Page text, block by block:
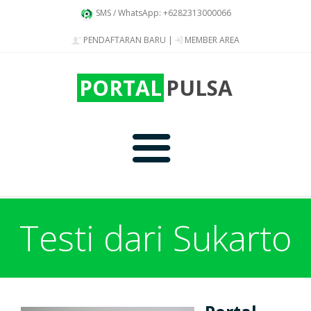
SMS / WhatsApp: +6282313000066
PENDAFTARAN BARU | MEMBER AREA
PORTAL PULSA
Testi dari Sukarto